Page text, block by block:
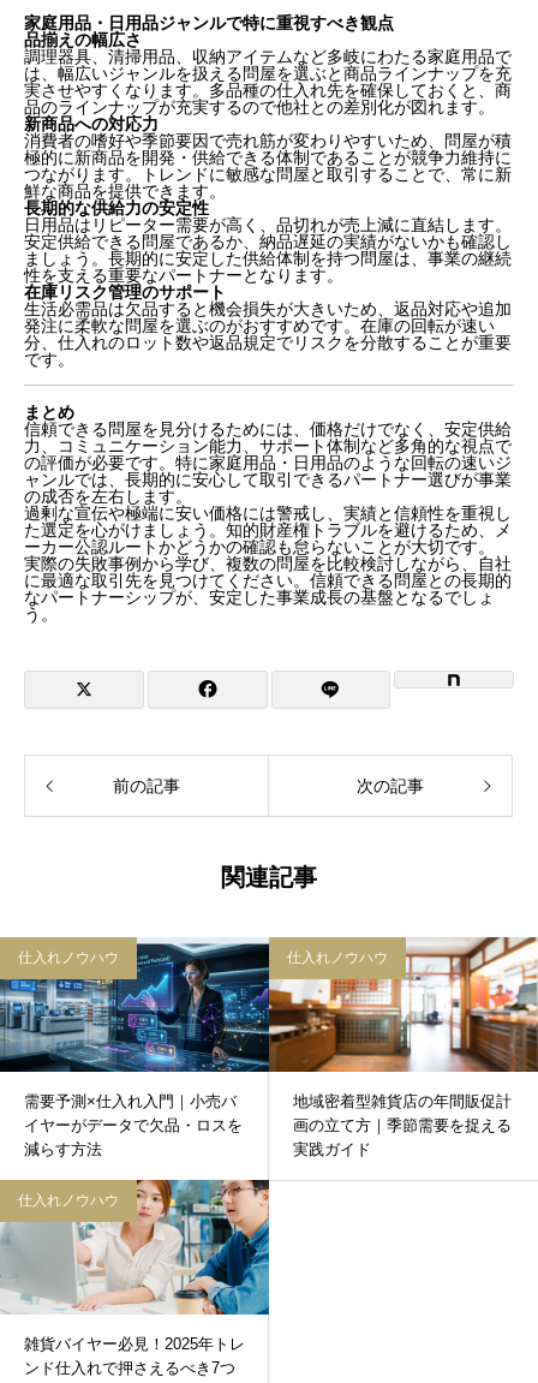
家庭用品・日用品ジャンルで特に重視すべき観点
品揃えの幅広さ
調理器具、清掃用品、収納アイテムなど多岐にわたる家庭用品で
は、幅広いジャンルを扱える問屋を選ぶと商品ラインナップを充
実させやすくなります。多品種の仕入れ先を確保しておくと、商
品のラインナップが充実するので他社との差別化が図れます。
新商品への対応力
消費者の嗜好や季節要因で売れ筋が変わりやすいため、問屋が積
極的に新商品を開発・供給できる体制であることが競争力維持に
つながります。トレンドに敏感な問屋と取引することで、常に新
鮮な商品を提供できます。
長期的な供給力の安定性
日用品はリピーター需要が高く、品切れが売上減に直結します。
安定供給できる問屋であるか、納品遅延の実績がないかも確認し
ましょう。長期的に安定した供給体制を持つ問屋は、事業の継続
性を支える重要なパートナーとなります。
在庫リスク管理のサポート
生活必需品は欠品すると機会損失が大きいため、返品対応や追加
発注に柔軟な問屋を選ぶのがおすすめです。在庫の回転が速い
分、仕入れのロット数や返品規定でリスクを分散することが重要
です。
まとめ
信頼できる問屋を見分けるためには、価格だけでなく、安定供給
力、コミュニケーション能力、サポート体制など多角的な視点で
の評価が必要です。特に家庭用品・日用品のような回転の速いジ
ャンルでは、長期的に安心して取引できるパートナー選びが事業
の成否を左右します。
過剰な宣伝や極端に安い価格には警戒し、実績と信頼性を重視し
た選定を心がけましょう。知的財産権トラブルを避けるため、メ
ーカー公認ルートかどうかの確認も怠らないことが大切です。
実際の失敗事例から学び、複数の問屋を比較検討しながら、自社
に最適な取引先を見つけてください。信頼できる問屋との長期的
なパートナーシップが、安定した事業成長の基盤となるでしょ
う。
前の記事 次の記事
関連記事
仕入れノウハウ
需要予測×仕入れ入門｜小売バ
イヤーがデータで欠品・ロスを
減らす方法
仕入れノウハウ
地域密着型雑貨店の年間販促計
画の立て方｜季節需要を捉える
実践ガイド
仕入れノウハウ
雑貨バイヤー必見！2025年トレ
ンド仕入れで押さえるべき7つ